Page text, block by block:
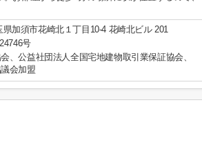
県加須市花崎北１丁目10-4 花崎北ビル 201
号
、公益社団法人全国宅地建物取引業保証協会、
会加盟